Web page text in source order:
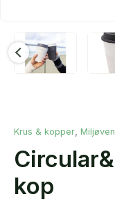
Krus & kopper,
kop